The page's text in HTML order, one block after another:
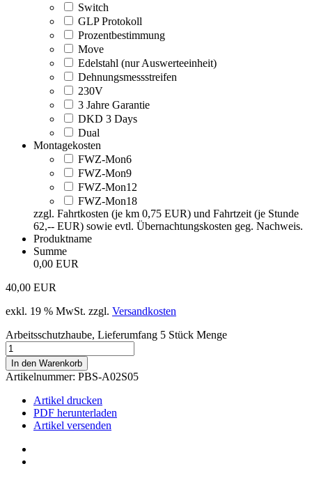
Switch
GLP Protokoll
Prozentbestimmung
Move
Edelstahl (nur Auswerteeinheit)
Dehnungsmessstreifen
230V
3 Jahre Garantie
DKD 3 Days
Dual
Montagekosten
FWZ-Mon6
FWZ-Mon9
FWZ-Mon12
FWZ-Mon18
zzgl. Fahrtkosten (je km 0,75 EUR) und Fahrtzeit (je Stunde
62,-- EUR) sowie evtl. Übernachtungskosten geg. Nachweis.
Produktname
Summe
0,00 EUR
40,00 EUR
exkl. 19 % MwSt. zzgl. Versandkosten
Arbeitsschutzhaube, Lieferumfang 5 Stück Menge
In den Warenkorb
Artikelnummer: PBS-A02S05
Artikel drucken
PDF herunterladen
Artikel versenden